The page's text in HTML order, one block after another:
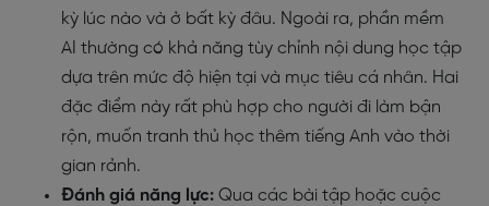
kỳ lúc nào và ở bất kỳ đâu. Ngoài ra, phần mềm
AI thường có khả năng tùy chỉnh nội dung học tập
dựa trên mức độ hiện tại và mục tiêu cá nhân. Hai
đặc điểm này rất phù hợp cho người đi làm bận
rộn, muốn tranh thủ học thêm tiếng Anh vào thời
gian rảnh.
Đánh giá năng lực: Qua các bài tập hoặc cuộc